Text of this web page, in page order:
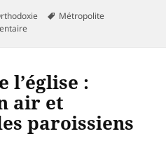
Mots-
Métropolite
sur Lettre du Vicariat n°39 – juillet
l’église :
air et
paroissiens